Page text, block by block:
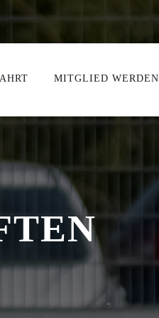
MITGLIED WERDEN